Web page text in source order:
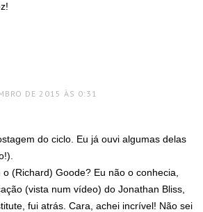
DE 2015 ÀS 0:31
do ciclo. Eu já ouvi algumas delas
(Richard) Goode? Eu não o conhecia,
(vista num vídeo) do Jonathan Bliss,
fui atrás. Cara, achei incrível! Não sei